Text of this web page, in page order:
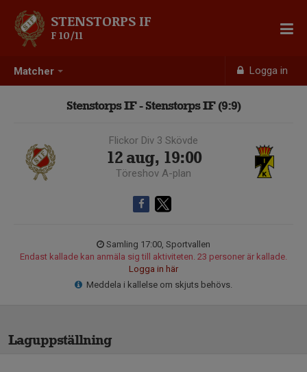
Matcher Logga in
STENSTORPS IF
F 10/11
Stenstorps IF - Stenstorps IF (9:9)
Flickor Div 3 Skövde
12 aug, 19:00
Töreshov A-plan
Samling 17:00, Sportvallen
Endast kallade kan anmäla sig till aktiviteten. 23 personer är kallade.
Logga in här
Meddela i kallelse om skjuts behövs.
Laguppställning